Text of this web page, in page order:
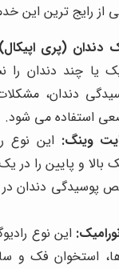
از رایج ترین این
دندان (پری
یا چند دندان
دندان،
استفاده می شود.
وینگ: این نوع
بالا و پایین را
پوسیدگی دندان در
این نوع
استخوان فک و